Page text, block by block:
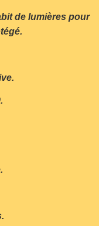
de lumières pour